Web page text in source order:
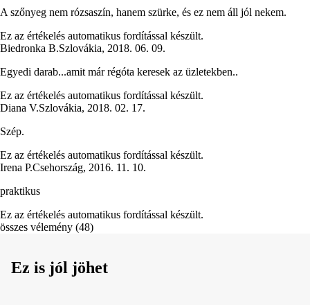
A szőnyeg nem rózsaszín, hanem szürke, és ez nem áll jól nekem.
Ez az értékelés automatikus fordítással készült.
Biedronka B.Szlovákia, 2018. 06. 09.
Egyedi darab...amit már régóta keresek az üzletekben..
Ez az értékelés automatikus fordítással készült.
Diana V.Szlovákia, 2018. 02. 17.
Szép.
Ez az értékelés automatikus fordítással készült.
Irena P.Csehország, 2016. 11. 10.
praktikus
Ez az értékelés automatikus fordítással készült.
összes vélemény (48)
Ez is jól jöhet